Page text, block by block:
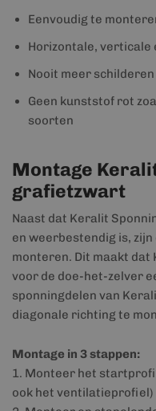
Eenvoudig te
Horizontale, verticale
Nooit meer schilderen
Geen kunststof rot
soorten
Montage
grafietzwart
Naast dat Keralit
en weerbestendig is,
monteren. Dit maakt dat
voor de doe-het-zelver
sponningdelen van
diagonale richting te
Montage in 3 stappen:
1. Monteer het
ook het ventilatieprofiel)